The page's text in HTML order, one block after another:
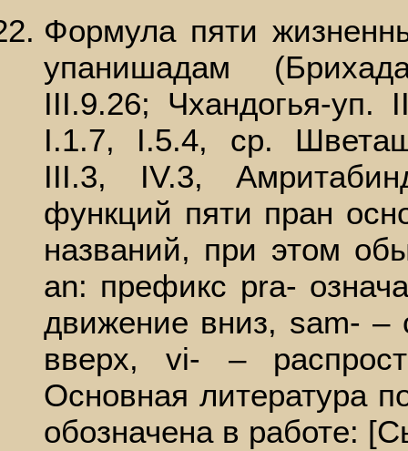
Формула пяти
упанишадам
III.9.26; Чхандогья-уп.
I.1.7, I.5.4, ср.
III.3, IV.3,
функций пяти пран
названий, при этом
an: префикс pra-
движение вниз, sam- –
вверх, vi- –
Основная литература
обозначена в работе: